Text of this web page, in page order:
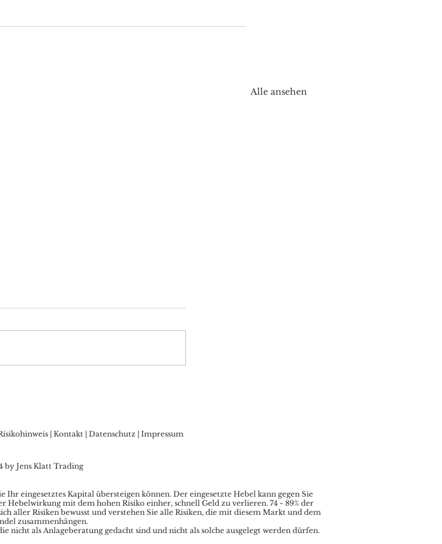
Alle ansehen
| Kontakt | Datenschutz | Impressum
by Jens Klatt Trading
Ihr eingesetztes Kapital übersteigen können. Der eingesetzte Hebel kann gegen Sie
Hebelwirkung mit dem hohen Risiko einher, schnell Geld zu verlieren. 74 - 89% der
aller Risiken bewusst und verstehen Sie alle Risiken, die mit diesem Markt und dem
zusammenhängen.
nicht als Anlageberatung gedacht sind und nicht als solche ausgelegt werden dürfen.